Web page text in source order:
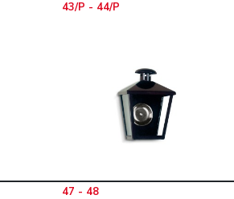
43/P - 44/P
47 - 48